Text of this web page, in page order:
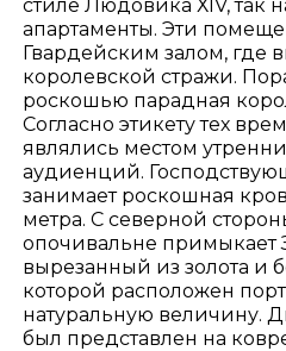
стиле Людовика ХIV, так
апартаменты. Эти
Гвардейским залом, где
королевской стражи.
роскошью парадная
Согласно этикету тех
являлись местом
аудиенций.
занимает роскошная
метра. С северной
опочивальне примыкает
вырезанный из золота и
которой расположен
натуральную величину.
был представлен на